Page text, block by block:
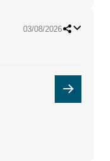
03/08/2026